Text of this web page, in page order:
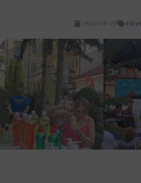
2024-08-29